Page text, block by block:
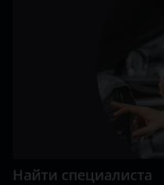
Найти специалиста